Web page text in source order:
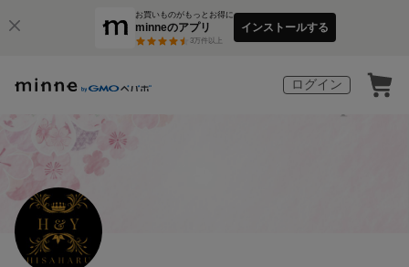
お買いものがもっとお得に
minneのアプリ
3万件以上
インストールする
ログイン